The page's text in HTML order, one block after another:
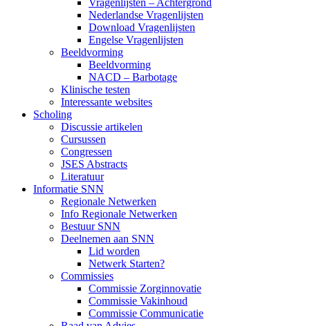
Vragenlijsten – Achtergrond
Nederlandse Vragenlijsten
Download Vragenlijsten
Engelse Vragenlijsten
Beeldvorming
Beeldvorming
NACD – Barbotage
Klinische testen
Interessante websites
Scholing
Discussie artikelen
Cursussen
Congressen
JSES Abstracts
Literatuur
Informatie SNN
Regionale Netwerken
Info Regionale Netwerken
Bestuur SNN
Deelnemen aan SNN
Lid worden
Netwerk Starten?
Commissies
Commissie Zorginnovatie
Commissie Vakinhoud
Commissie Communicatie